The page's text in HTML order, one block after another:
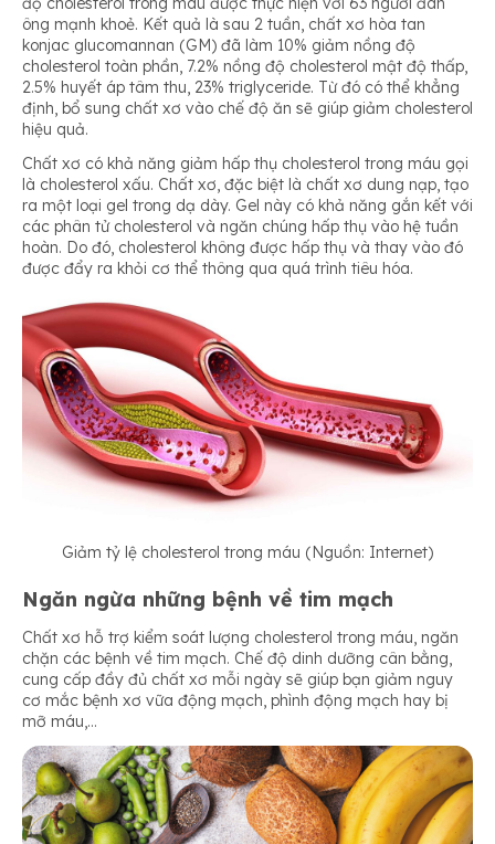
ông mạnh khoẻ. Kết quả là sau 2 tuần, chất xơ hòa tan
konjac glucomannan (GM) đã làm 10% giảm nồng độ
cholesterol toàn phần, 7.2% nồng độ cholesterol mật độ thấp,
2.5% huyết áp tâm thu, 23% triglyceride. Từ đó có thể khẳng
định, bổ sung chất xơ vào chế độ ăn sẽ giúp giảm cholesterol
hiệu quả.
Chất xơ có khả năng giảm hấp thụ cholesterol trong máu gọi
là cholesterol xấu. Chất xơ, đặc biệt là chất xơ dung nạp, tạo
ra một loại gel trong dạ dày. Gel này có khả năng gắn kết với
các phân tử cholesterol và ngăn chúng hấp thụ vào hệ tuần
hoàn. Do đó, cholesterol không được hấp thụ và thay vào đó
được đẩy ra khỏi cơ thể thông qua quá trình tiêu hóa.
Giảm tỷ lệ cholesterol trong máu (Nguồn: Internet)
Ngăn ngừa những bệnh về tim mạch
Chất xơ hỗ trợ kiểm soát lượng cholesterol trong máu, ngăn
chặn các bệnh về tim mạch. Chế độ dinh dưỡng cân bằng,
cung cấp đầy đủ chất xơ mỗi ngày sẽ giúp bạn giảm nguy
cơ mắc bệnh xơ vữa động mạch, phình động mạch hay bị
mỡ máu,…